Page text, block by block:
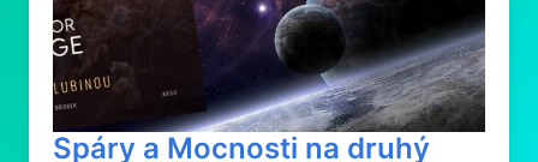
Spáry a Mocnosti na druhý